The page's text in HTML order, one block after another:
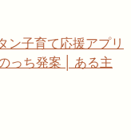
ン子育て応援アプリ
っち発案 │ ある主